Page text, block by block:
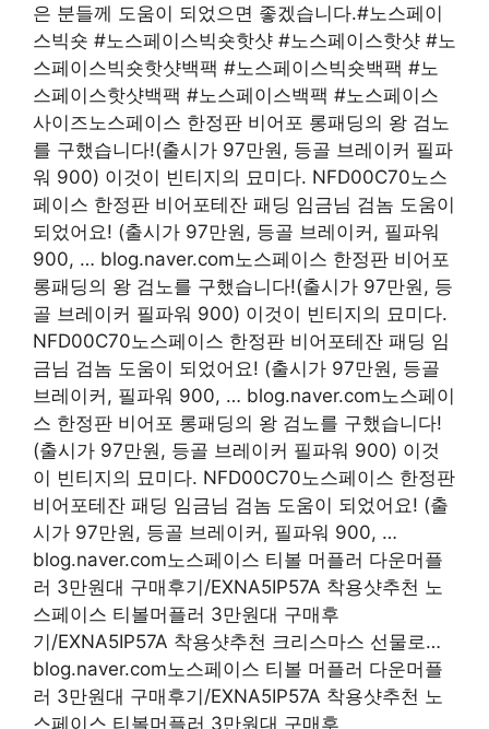
은 분들께 도움이 되었으면 좋겠습니다.#노스페이
스빅숏 #노스페이스빅숏핫샷 #노스페이스핫샷 #노
스페이스빅숏핫샷백팩 #노스페이스빅숏백팩 #노
스페이스핫샷백팩 #노스페이스백팩 #노스페이스
사이즈노스페이스 한정판 비어포 롱패딩의 왕 검노
를 구했습니다!(출시가 97만원, 등골 브레이커 필파
워 900) 이것이 빈티지의 묘미다. NFD00C70노스
페이스 한정판 비어포테잔 패딩 임금님 검놈 도움이
되었어요! (출시가 97만원, 등골 브레이커, 필파워
900, … blog.naver.com노스페이스 한정판 비어포
롱패딩의 왕 검노를 구했습니다!(출시가 97만원, 등
골 브레이커 필파워 900) 이것이 빈티지의 묘미다.
NFD00C70노스페이스 한정판 비어포테잔 패딩 임
금님 검놈 도움이 되었어요! (출시가 97만원, 등골
브레이커, 필파워 900, … blog.naver.com노스페이
스 한정판 비어포 롱패딩의 왕 검노를 구했습니다!
(출시가 97만원, 등골 브레이커 필파워 900) 이것
이 빈티지의 묘미다. NFD00C70노스페이스 한정판
비어포테잔 패딩 임금님 검놈 도움이 되었어요! (출
시가 97만원, 등골 브레이커, 필파워 900, …
blog.naver.com노스페이스 티볼 머플러 다운머플
러 3만원대 구매후기/EXNA5IP57A 착용샷추천 노
스페이스 티볼머플러 3만원대 구매후
기/EXNA5IP57A 착용샷추천 크리스마스 선물로…
blog.naver.com노스페이스 티볼 머플러 다운머플
러 3만원대 구매후기/EXNA5IP57A 착용샷추천 노
스페이스 티볼머플러 3만원대 구매후